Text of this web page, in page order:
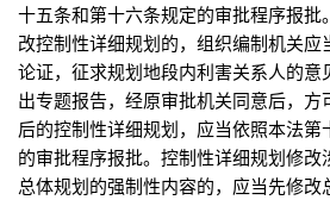
十五条和第十六条规定的审批程序
改控制性详细规划的，组织编制机关
论证，征求规划地段内利害关系人的意
出专题报告，经原审批机关同意后，
后的控制性详细规划，应当依照本法第
的审批程序报批。控制性详细规划修
总体规划的强制性内容的，应当先